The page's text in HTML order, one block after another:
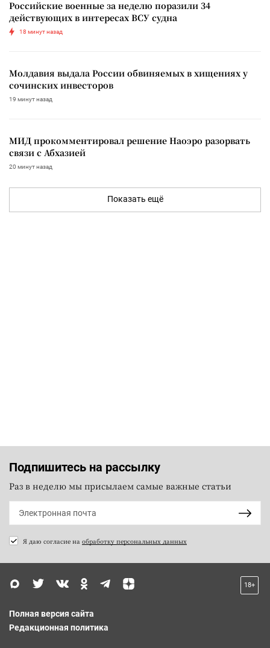
Российские военные за неделю поразили 34
действующих в интересах ВСУ судна
18 минут назад
Молдавия выдала России обвиняемых в хищениях у
сочинских инвесторов
19 минут назад
МИД прокомментировал решение Наоэро разорвать
связи с Абхазией
20 минут назад
Показать ещё
Подпишитесь на рассылку
Раз в неделю мы присылаем самые важные статьи
Я даю согласие на обработку персональных данных
18+
Полная версия сайта
Редакционная политика